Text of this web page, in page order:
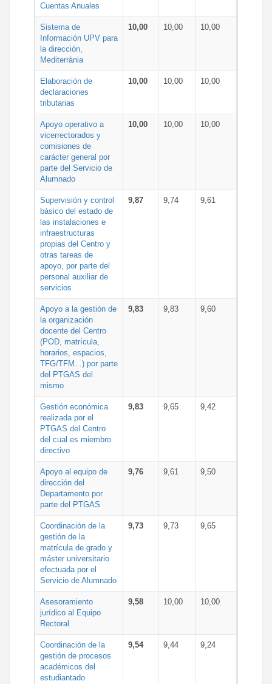
Cuentas Anuales
Sistema de
Información UPV para
la dirección,
Mediterrània
10,00 10,00 10,00
Elaboración de
declaraciones
tributarias
10,00 10,00 10,00
Apoyo operativo a
vicerrectorados y
comisiones de
carácter general por
parte del Servicio de
Alumnado
10,00 10,00 10,00
Supervisión y control
básico del estado de
las instalaciones e
infraestructuras
propias del Centro y
otras tareas de
apoyo, por parte del
personal auxiliar de
servicios
9,87 9,74 9,61
Apoyo a la gestión de
la organización
docente del Centro
(POD, matrícula,
horarios, espacios,
TFG/TFM...) por parte
del PTGAS del
mismo
9,83 9,83 9,60
Gestión económica
realizada por el
PTGAS del Centro
del cual es miembro
directivo
9,83 9,65 9,42
Apoyo al equipo de
dirección del
Departamento por
parte del PTGAS
9,76 9,61 9,50
Coordinación de la
gestión de la
matrícula de grado y
máster universitario
efectuada por el
Servicio de Alumnado
9,73 9,73 9,65
Asesoramiento
jurídico al Equipo
Rectoral
9,58 10,00 10,00
Coordinación de la
gestión de procesos
académicos del
estudiantado
9,54 9,44 9,24